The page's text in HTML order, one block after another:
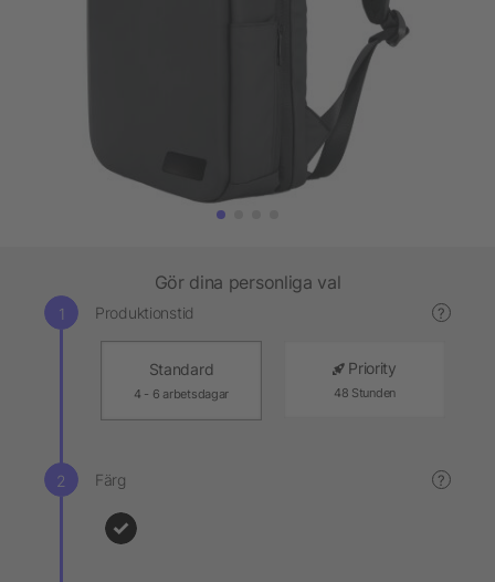
Gör dina personliga val
Produktionstid ?
Standard
4 - 6 arbetsdagar
Priority
48 Stunden
Färg ?